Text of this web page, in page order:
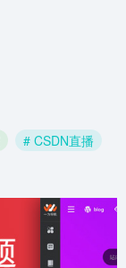
# CSDN直播